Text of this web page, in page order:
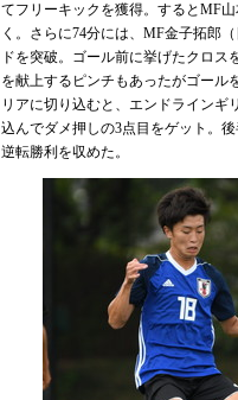
てフリーキックを獲得。するとMF
く。さらに74分には、MF金子拓郎
ドを突破。ゴール前に挙げたクロ
を献上するピンチもあったがゴール
リアに切り込むと、エンドラインギ
込んでダメ押しの3点目をゲット。
逆転勝利を収めた。